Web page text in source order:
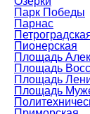
Парк Победы
Парнас
Пионерская
Площадь
Площадь
Площадь
Площадь